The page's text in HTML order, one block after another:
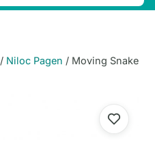
/ Niloc Pagen / Moving Snake